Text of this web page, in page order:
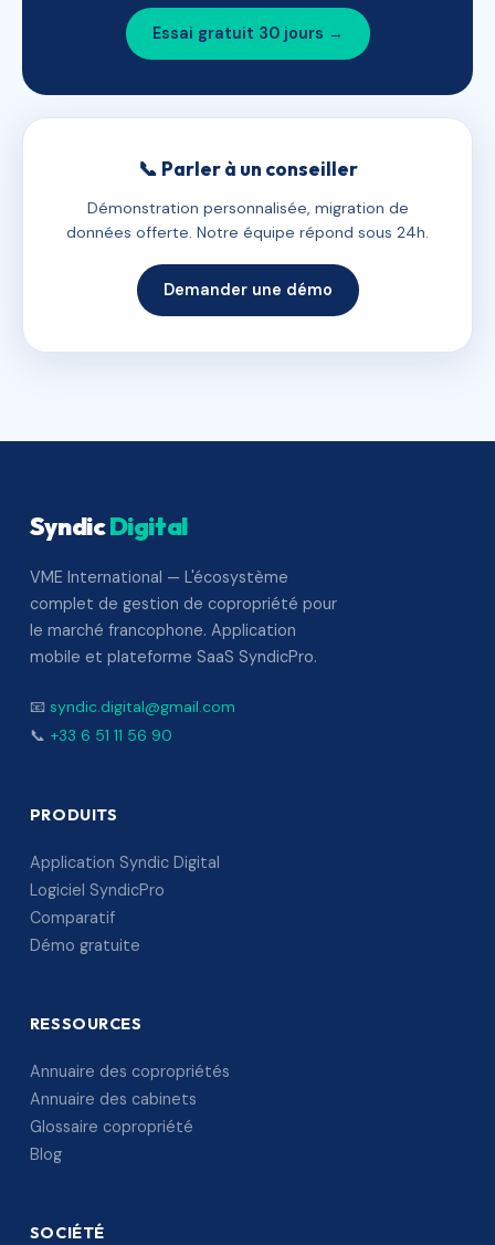
Essai gratuit 30 jours →
📞 Parler à un conseiller
Démonstration personnalisée, migration de
données offerte. Notre équipe répond sous 24h.
Demander une démo
SyndicDigital
VME International — L'écosystème
complet de gestion de copropriété pour
le marché francophone. Application
mobile et plateforme SaaS SyndicPro.
📧 syndic.digital@gmail.com
📞 +33 6 51 11 56 90
PRODUITS
Application Syndic Digital
Logiciel SyndicPro
Comparatif
Démo gratuite
RESSOURCES
Annuaire des copropriétés
Annuaire des cabinets
Glossaire copropriété
Blog
SOCIÉTÉ